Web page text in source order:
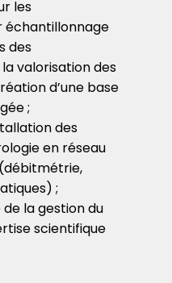
les
des
valorisation des
d’une base
;
des
en réseau
;
la gestion du
scientifique